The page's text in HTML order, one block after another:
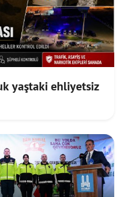
yaştaki ehliyetsiz